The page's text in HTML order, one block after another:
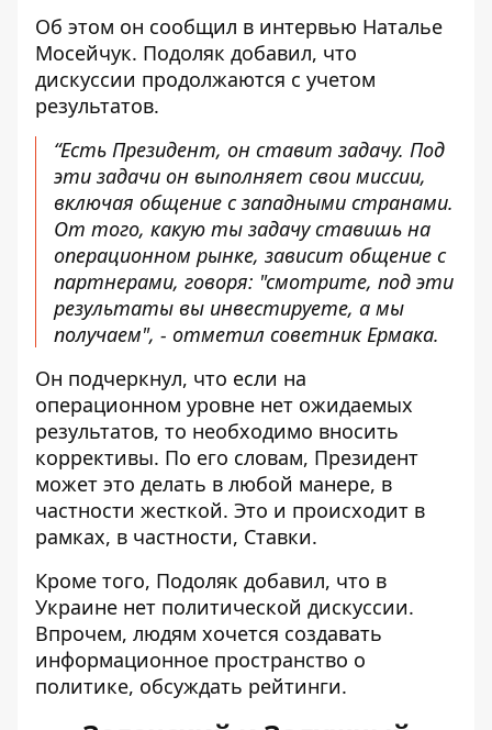
Об этом он сообщил в интервью Наталье
Мосейчук. Подоляк добавил, что
дискуссии продолжаются с учетом
результатов.
“Есть Президент, он ставит задачу. Под
эти задачи он выполняет свои миссии,
включая общение с западными странами.
От того, какую ты задачу ставишь на
операционном рынке, зависит общение с
партнерами, говоря: "смотрите, под эти
результаты вы инвестируете, а мы
получаем", - отметил советник Ермака.
Он подчеркнул, что если на
операционном уровне нет ожидаемых
результатов, то необходимо вносить
коррективы. По его словам, Президент
может это делать в любой манере, в
частности жесткой. Это и происходит в
рамках, в частности, Ставки.
Кроме того, Подоляк добавил, что в
Украине нет политической дискуссии.
Впрочем, людям хочется создавать
информационное пространство о
политике, обсуждать рейтинги.